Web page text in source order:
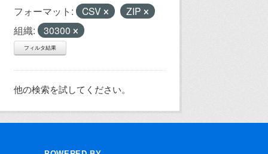
フォーマット: CSV
ZIP
組織:
30300
フィルタ結果
他の検索を試してください。